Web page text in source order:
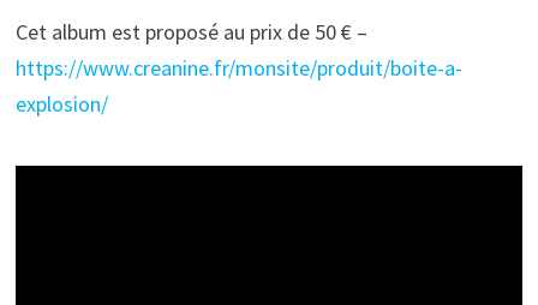
Cet album est proposé au prix de 50 € –
https://www.creanine.fr/monsite/produit/boite-a-
explosion/